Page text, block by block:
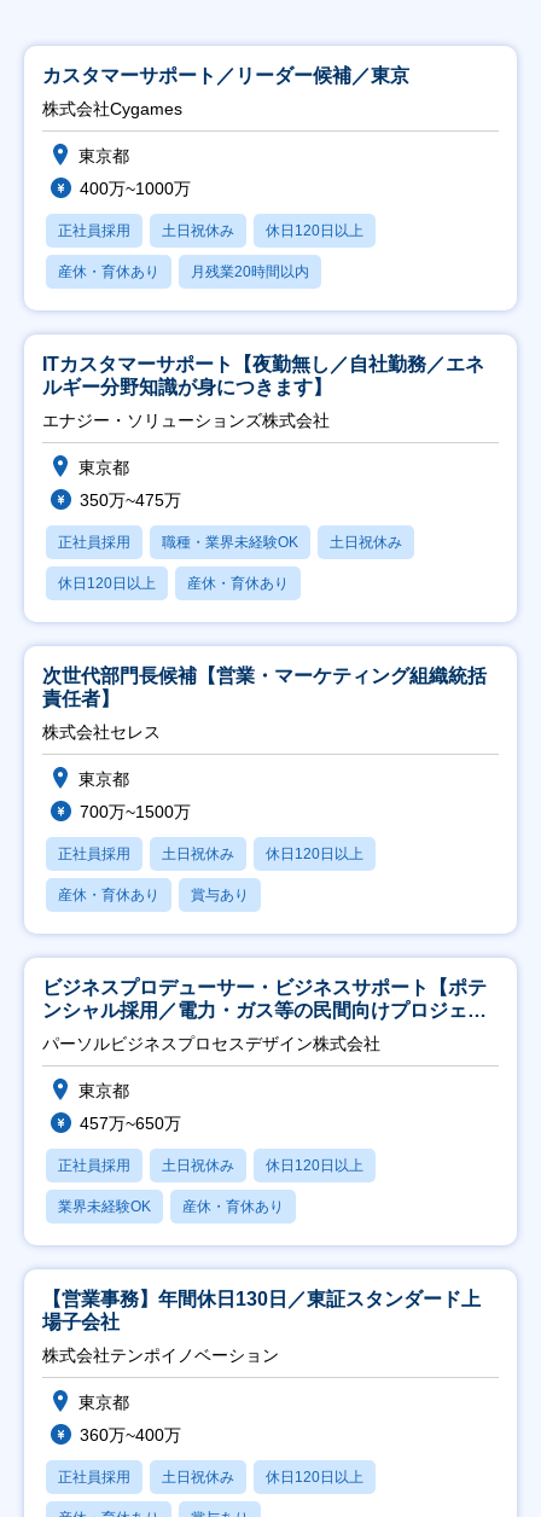
カスタマーサポート／リーダー候補／東京
株式会社Cygames
東京都
400万~1000万
正社員採用 土日祝休み 休日120日以上
産休・育休あり 月残業20時間以内
ITカスタマーサポート【夜勤無し／自社勤務／エネ
ルギー分野知識が身につきます】
エナジー・ソリューションズ株式会社
東京都
350万~475万
正社員採用 職種・業界未経験OK 土日祝休み
休日120日以上 産休・育休あり
次世代部門長候補【営業・マーケティング組織統括
責任者】
株式会社セレス
東京都
700万~1500万
正社員採用 土日祝休み 休日120日以上
産休・育休あり 賞与あり
ビジネスプロデューサー・ビジネスサポート【ポテ
ンシャル採用／電力・ガス等の民間向けプロジェク
ト推進】
パーソルビジネスプロセスデザイン株式会社
東京都
457万~650万
正社員採用 土日祝休み 休日120日以上
業界未経験OK 産休・育休あり
【営業事務】年間休日130日／東証スタンダード上
場子会社
株式会社テンポイノベーション
東京都
360万~400万
正社員採用 土日祝休み 休日120日以上